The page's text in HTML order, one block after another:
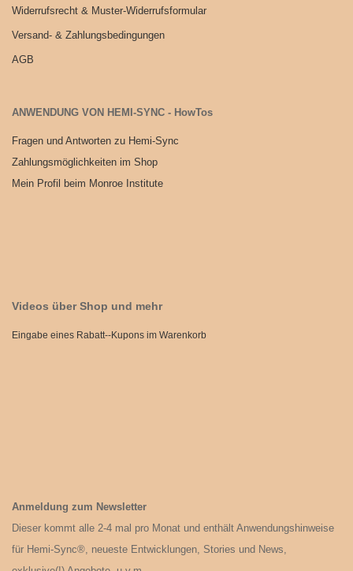
Widerrufsrecht & Muster-Widerrufsformular
Versand- & Zahlungsbedingungen
AGB
ANWENDUNG VON HEMI-SYNC - HowTos
Fragen und Antworten zu Hemi-Sync
Zahlungsmöglichkeiten im Shop
Mein Profil beim Monroe Institute
Videos über Shop und mehr
Eingabe eines Rabatt--Kupons im Warenkorb
Anmeldung zum Newsletter
Dieser kommt alle 2-4 mal pro Monat und enthält Anwendungshinweise
für Hemi-Sync®, neueste Entwicklungen, Stories und News,